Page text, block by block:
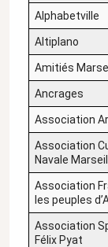
Alphabetville
Altiplano
Amitiés
Ancrages
Association
Association
Navale
Association
les peuples
Association
Félix Pyat